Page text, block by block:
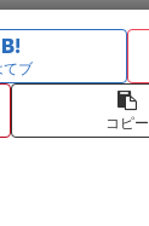
てブ
コピー